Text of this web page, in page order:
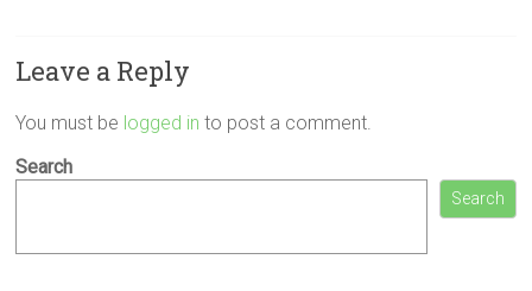
Leave a Reply
You must be logged in to post a comment.
Search
Search